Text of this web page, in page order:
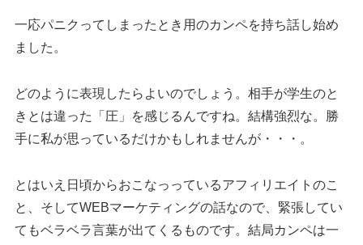
一応パニクってしまったとき用のカンペを持ち話し始め
ました。
どのように表現したらよいのでしょう。相手が学生のと
きとは違った「圧」を感じるんですね。結構強烈な。勝
手に私が思っているだけかもしれませんが・・・。
とはいえ日頃からおこなっっているアフィリエイトのこ
と、そしてWEBマーケティングの話なので、緊張してい
てもベラベラ言葉が出てくるものです。結局カンペは一